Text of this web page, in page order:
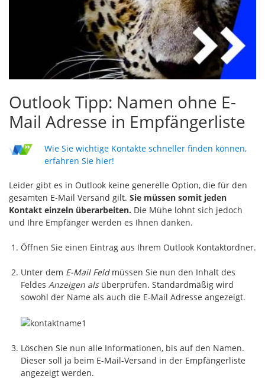
Outlook Tipp: Namen ohne E-
Mail Adresse in Empfängerliste
Wie Sie wichtige Kontakte schneller finden können,
erfahren Sie hier!
Leider gibt es in Outlook keine generelle Option, die für den
gesamten E-Mail Versand gilt. Sie müssen somit jeden
Kontakt einzeln überarbeiten. Die Mühe lohnt sich jedoch
und Ihre Empfänger werden es Ihnen danken.
Öffnen Sie einen Eintrag aus Ihrem Outlook Kontaktordner.
Unter dem E-Mail Feldmüssen Sie nun den Inhalt des
Feldes Anzeigen alsüberprüfen. Standardmäßig wird
sowohl der Name als auch die E-Mail Adresse angezeigt.
Löschen Sie nun alle Informationen, bis auf den Namen.
Dieser soll ja beim E-Mail-Versand in der Empfängerliste
angezeigt werden.